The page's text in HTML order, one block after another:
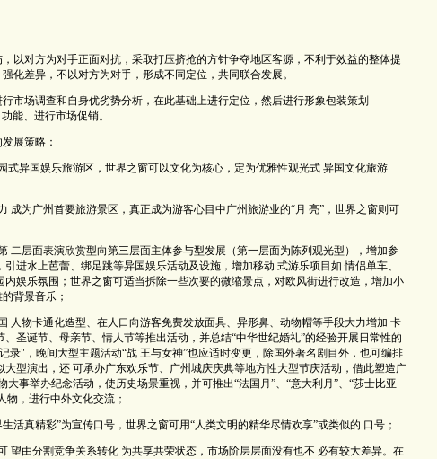
以对方为对手正面对抗，采取打压挤抢的方针争夺地区客源，不利于效益的整体提
化差异，不以对方为对手，形成不同定位，共同联合发展。
市场调查和自身优劣势分析，在此基础上进行定位，然后进行形象包装策划
能、进行市场促销。
展策略：
式异国娱乐旅游区，世界之窗可以文化为核心，定为优雅性观光式 异国文化旅游
成为广州首要旅游景区，真正成为游客心目中广州旅游业的“月 亮”，世界之窗则可
二层面表演欣赏型向第三层面主体参与型发展（第一层面为陈列观光型），增加参
进水上芭蕾、绑足跳等异国娱乐活动及设施，增加移动 式游乐项目如 情侣单车、
娱乐氛围；世界之窗可适当拆除一些次要的微缩景点，对欧风街进行改造，增加小
背景音乐；
人物卡通化造型、在人口向游客免费发放面具、异形鼻、动物帽等手段大力增加 卡
圣诞节、母亲节、情人节等推出活动，并总结“中华世纪婚礼”的经验开展日常性的
"，晚间大型主题活动“战 王与女神”也应适时变更，除国外著名剧目外，也可编排
型演出，还 可承办广东欢乐节、广州城庆庆典等地方性大型节庆活动，借此塑造广
事举办纪念活动，使历史场景重视，并可推出“法国月”、“意大利月”、“莎士比亚
，进行中外文化交流；
活真精彩”为宣传口号，世界之窗可用“人类文明的精华尽情欢享”或类似的 口号；
望由分割竞争关系转化 为共享共荣状态，市场阶层层面没有也不 必有较大差异。在